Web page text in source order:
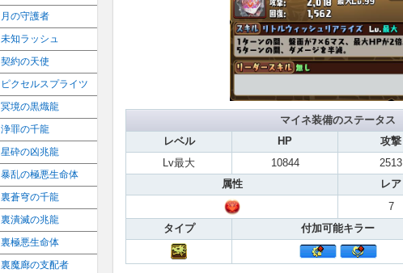
マイネ装備のステータス
レベル HP 攻撃
Lv最大 10844 2513
属性 レア
7
タイプ 付加可能キラー
月の守護者
未知ラッシュ
契約の天使
ピクセルスプライツ
冥境の黒熾龍
浄罪の千龍
星砕の凶兆龍
暴乱の極悪生命体
裏蒼穹の千龍
裏潰滅の兆龍
裏極悪生命体
裏魔廊の支配者